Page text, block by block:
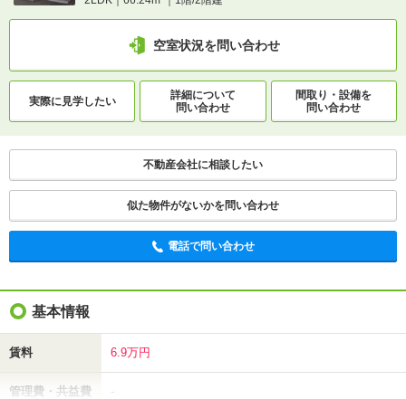
空室状況を問い合わせ
実際に見学したい
詳細について
問い合わせ
間取り・設備を
問い合わせ
不動産会社に相談したい
似た物件がないかを問い合わせ
電話で問い合わせ
基本情報
賃料 6.9万円
管理費・共益費 -